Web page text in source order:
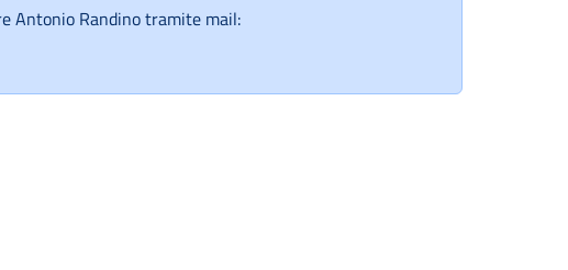
Antonio Randino tramite mail: